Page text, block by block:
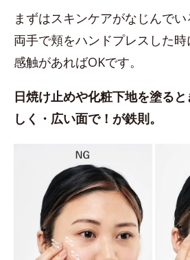
まずはスキンケアがなじんでい
両手で頬をハンドプレスした
感触があればOKです。
日焼け止めや化粧下地を塗る
しく・広い面で！が鉄則。